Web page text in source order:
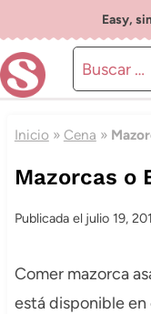
al
contenido
Easy,
Buscar:
Inicio » Cena »
Mazorcas o
Publicada el julio 19,
Comer mazorca
está disponible